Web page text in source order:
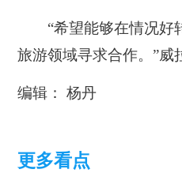
“希望能够在情况好
旅游领域寻求合作。”威
编辑： 杨丹